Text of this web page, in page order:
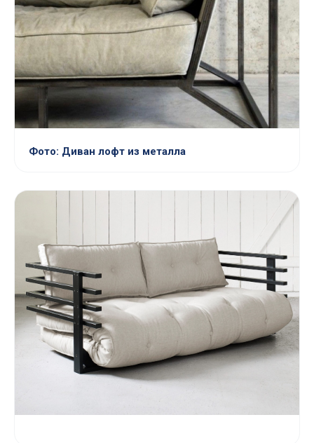
Фото: Диван лофт из металла